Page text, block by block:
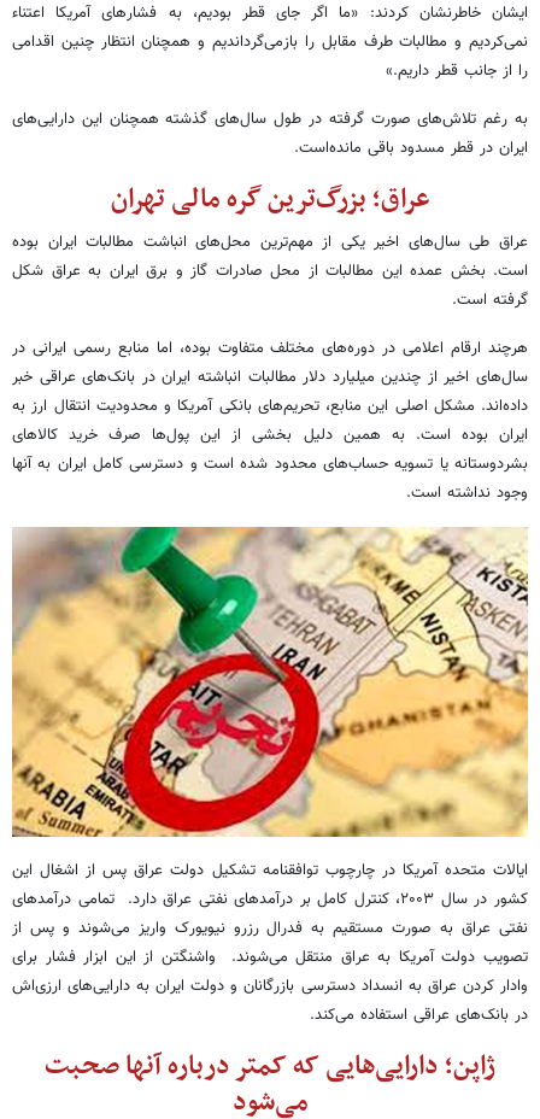
ایشان خاطرنشان کردند: «ما اگر جای قطر بودیم، به فشارهای آمریکا اعتناء
نمی‌کردیم و مطالبات طرف مقابل را بازمی‌گرداندیم و همچنان انتظار چنین اقدامی
را از جانب قطر داریم.»
به رغم تلاش‌های صورت گرفته در طول سال‌های گذشته همچنان این دارایی‌های
ایران در قطر مسدود باقی مانده‌است.
عراق؛ بزرگ‌ترین گره مالی تهران
عراق طی سال‌های اخیر یکی از مهم‌ترین محل‌های انباشت مطالبات ایران بوده
است. بخش عمده این مطالبات از محل صادرات گاز و برق ایران به عراق شکل
گرفته است.
هرچند ارقام اعلامی در دوره‌های مختلف متفاوت بوده، اما منابع رسمی ایرانی در
سال‌های اخیر از چندین میلیارد دلار مطالبات انباشته ایران در بانک‌های عراقی خبر
داده‌اند. مشکل اصلی این منابع، تحریم‌های بانکی آمریکا و محدودیت انتقال ارز به
ایران بوده است. به همین دلیل بخشی از این پول‌ها صرف خرید کالاهای
بشردوستانه یا تسویه حساب‌های محدود شده است و دسترسی کامل ایران به آنها
وجود نداشته است.
ایالات متحده آمریکا در چارچوب توافقنامه تشکیل دولت عراق پس از اشغال این
کشور در سال ۲۰۰۳، کنترل کامل بر درآمدهای نفتی عراق دارد. تمامی درآمدهای
نفتی عراق به صورت مستقیم به فدرال رزرو نیویورک واریز می‌شوند و پس از
تصویب دولت آمریکا به عراق منتقل می‌شوند. واشنگتن از این ابزار فشار برای
وادار کردن عراق به انسداد دسترسی بازرگانان و دولت ایران به دارایی‌های ارزی‌اش
در بانک‌های عراقی استفاده می‌کند.
ژاپن؛ دارایی‌هایی که کمتر درباره آنها صحبت
می‌شود